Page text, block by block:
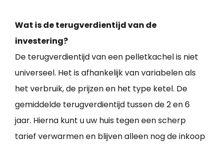
Wat is de terugverdientijd van de
investering?
De terugverdientijd van een pelletkachel is niet
universeel. Het is afhankelijk van variabelen als
het verbruik, de prijzen en het type ketel. De
gemiddelde terugverdientijd tussen de 2 en 6
jaar. Hierna kunt u uw huis tegen een scherp
tarief verwarmen en blijven alleen nog de inkoop